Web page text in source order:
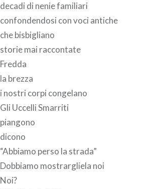
decadi di nenie familiari
confondendosi con voci antiche
che bisbigliano
storie mai raccontate
Fredda
la brezza
i nostri corpi congelano
Gli Uccelli Smarriti
piangono
dicono
“Abbiamo perso la strada”
Dobbiamo mostrargliela noi
Noi?